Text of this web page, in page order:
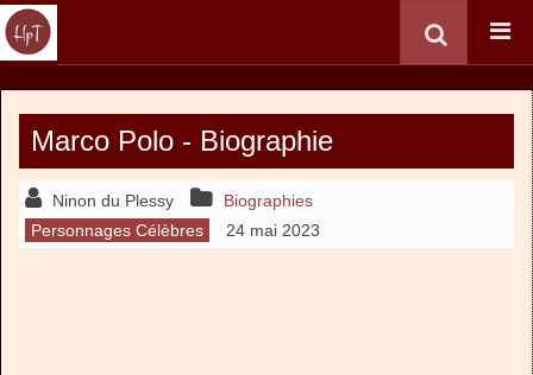
Marco Polo - Biographie
Ninon du Plessy
Biographies
Personnages Célèbres
24 mai 2023